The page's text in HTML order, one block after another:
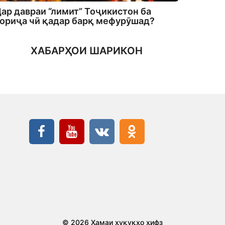
давраи “лимит” Тоҷикистон ба
чӣ қадар барқ мефурӯшад?
ХАБАРҲОИ ШАРИКОН
© 2026 Ҳамаи ҳуқуқҳо ҳифз